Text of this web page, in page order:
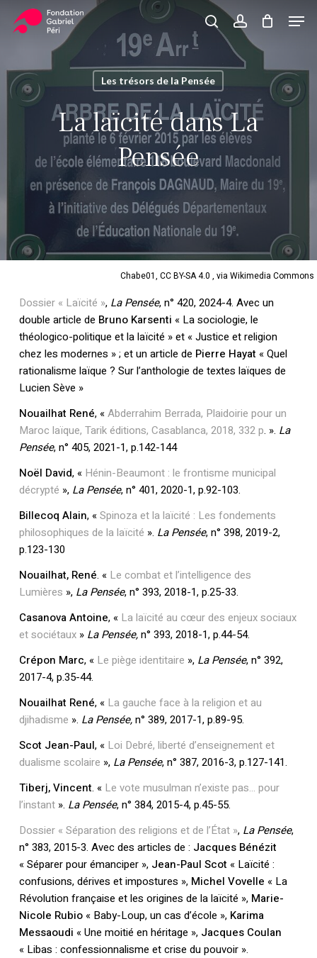
searchaccount
Panier Close
Les trésors de la Pensée
La laïcité dans La
Pensée
Chabe01, CC BY-SA 4.0 , via Wikimedia Commons
Dossier « Laïcité », La Pensée, n° 420, 2024-4. Avec un
double article de Bruno Karsenti « La sociologie, le
théologico-politique et la laïcité » et « Justice et religion
chez les modernes » ; et un article de Pierre Hayat « Quel
rationalisme laïque ? Sur l’anthologie de textes laïques de
Lucien Sève »
Nouailhat René, «Abderrahim Berrada, Plaidoirie pour un
Maroc laïque, Tarik éditions, Casablanca, 2018, 332 p. ». La
Pensée, n° 405, 2021-1, p.142-144
Noël David, « Hénin-Beaumont : le frontisme municipal
décrypté », La Pensée, n° 401, 2020-1, p.92-103.
Billecoq Alain, «Spinoza et la laïcité : Les fondements
philosophiques de la laïcité ». La Pensée, n° 398, 2019-2,
p.123-130
Nouailhat, René. « Le combat et l’intelligence des
Lumières », La Pensée, n° 393, 2018-1, p.25-33.
Casanova Antoine, « La laïcité au cœur des enjeux sociaux
et sociétaux» La Pensée,n° 393, 2018-1, p.44-54.
Crépon Marc, « Le piège identitaire », La Pensée, n° 392,
2017-4, p.35-44.
Nouailhat René, « La gauche face à la religion et au
djihadisme ». La Pensée,n° 389, 2017-1, p.89-95.
Scot Jean-Paul, « Loi Debré, liberté d’enseignement et
dualisme scolaire », La Pensée, n° 387, 2016-3, p.127-141.
Tiberj, Vincent. « Le vote musulman n’existe pas… pour
l’instant». La Pensée, n° 384, 2015-4, p.45-55.
Dossier « Séparation des religions et de l’État », La Pensée,
n° 383, 2015-3. Avec des articles de : Jacques Bénézit
« Séparer pour émanciper », Jean-Paul Scot « Laïcité :
confusions, dérives et impostures », Michel Vovelle « La
Révolution française et les origines de la laïcité », Marie-
Nicole Rubio« Baby-Loup, un cas d’école », Karima
Messaoudi « Une moitié en héritage », Jacques Coulan
« Libas : confessionnalisme et crise du pouvoir ».